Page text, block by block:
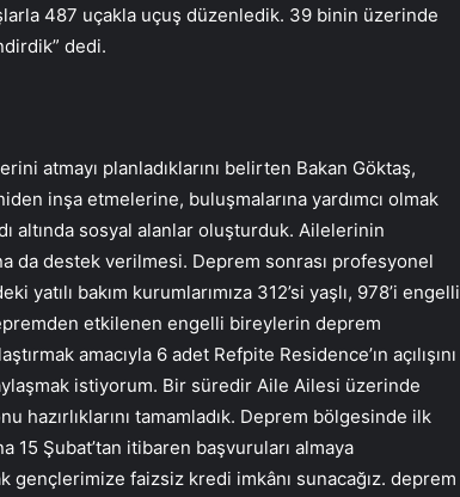
487 uçakla uçuş düzenledik. 39 binin üzerinde
dedi.
atmayı planladıklarını belirten Bakan Göktaş,
inşa etmelerine, buluşmalarına yardımcı olmak
altında sosyal alanlar oluşturduk. Ailelerinin
da destek verilmesi. Deprem sonrası profesyonel
yatılı bakım kurumlarımıza 312’si yaşlı, 978’i engelli
etkilenen engelli bireylerin deprem
amacıyla 6 adet Refpite Residence’ın açılışını
istiyorum. Bir süredir Aile Ailesi üzerinde
hazırlıklarını tamamladık. Deprem bölgesinde ilk
15 Şubat’tan itibaren başvuruları almaya
gençlerimize faizsiz kredi imkânı sunacağız. deprem